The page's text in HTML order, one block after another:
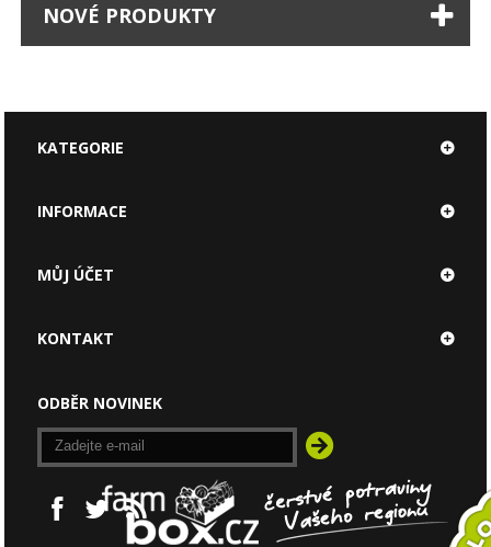
NOVÉ PRODUKTY
KATEGORIE
INFORMACE
MŮJ ÚČET
KONTAKT
ODBĚR NOVINEK